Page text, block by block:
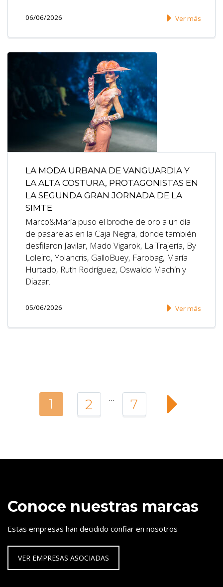
06/06/2026 Ver más
LA MODA URBANA DE VANGUARDIA Y
LA ALTA COSTURA, PROTAGONISTAS EN
LA SEGUNDA GRAN JORNADA DE LA
SIMTE
Marco&María puso el broche de oro a un día
de pasarelas en la Caja Negra, donde también
desfilaron Javilar, Mado Vigarok, La Trajería, By
Loleiro, Yolancris, GalloBuey, Farobag, María
Hurtado, Ruth Rodríguez, Oswaldo Machín y
Diazar.
05/06/2026 Ver más
1 2 … 7
Conoce nuestras marcas
Estas empresas han decidido confiar en nosotros
VER EMPRESAS ASOCIADAS